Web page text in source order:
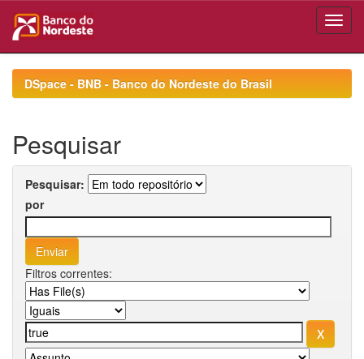
navigationDSpace - BNB - Banco do Nordeste do Brasil
Pesquisar
Pesquisar:
por
Filtros correntes: